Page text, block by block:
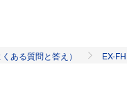
ある質問と答え） EX-